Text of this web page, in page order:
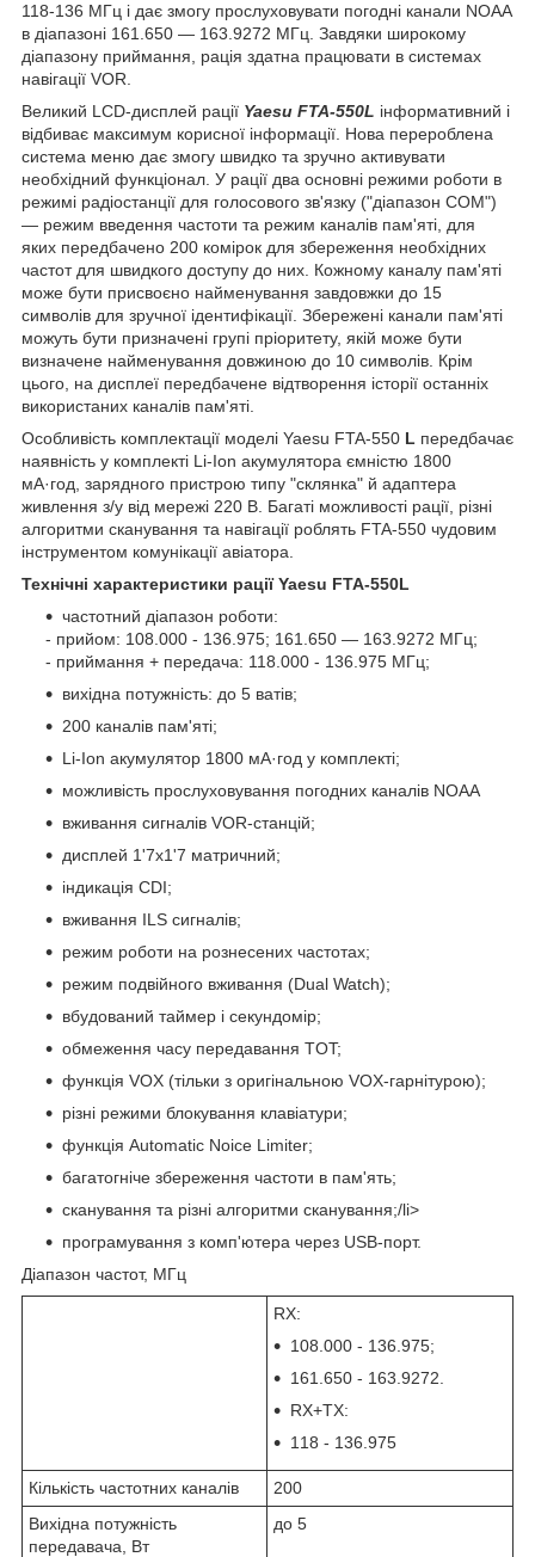
118-136 МГц і дає змогу прослуховувати погодні канали NOAA
в діапазоні 161.650 — 163.9272 МГц. Завдяки широкому
діапазону приймання, рація здатна працювати в системах
навігації VOR.
Великий LCD-дисплей рації Yaesu FTA-550L інформативний і
відбиває максимум корисної інформації. Нова перероблена
система меню дає змогу швидко та зручно активувати
необхідний функціонал. У рації два основні режими роботи в
режимі радіостанції для голосового зв'язку ("діапазон COM")
— режим введення частоти та режим каналів пам'яті, для
яких передбачено 200 комірок для збереження необхідних
частот для швидкого доступу до них. Кожному каналу пам'яті
може бути присвоєно найменування завдовжки до 15
символів для зручної ідентифікації. Збережені канали пам'яті
можуть бути призначені групі пріоритету, якій може бути
визначене найменування довжиною до 10 символів. Крім
цього, на дисплеї передбачене відтворення історії останніх
використаних каналів пам'яті.
Особливість комплектації моделі Yaesu FTA-550 L передбачає
наявність у комплекті Li-Ion акумулятора ємністю 1800
мА·год, зарядного пристрою типу "склянка" й адаптера
живлення з/у від мережі 220 В. Багаті можливості рації, різні
алгоритми сканування та навігації роблять FTA-550 чудовим
інструментом комунікації авіатора.
Технічні характеристики рації Yaesu FTA-550L
частотний діапазон роботи:
- прийом: 108.000 - 136.975; 161.650 — 163.9272 МГц;
- приймання + передача: 118.000 - 136.975 МГц;
вихідна потужність: до 5 ватів;
200 каналів пам'яті;
Li-Ion акумулятор 1800 мА·год у комплекті;
можливість прослуховування погодних каналів NOAA
вживання сигналів VOR-станцій;
дисплей 1'7x1'7 матричний;
індикація CDI;
вживання ILS сигналів;
режим роботи на рознесених частотах;
режим подвійного вживання (Dual Watch);
вбудований таймер і секундомір;
обмеження часу передавання TOT;
функція VOX (тільки з оригінальною VOX-гарнітурою);
різні режими блокування клавіатури;
функція Automatic Noice Limiter;
багатогніче збереження частоти в пам'ять;
сканування та різні алгоритми сканування;/li>
програмування з комп'ютера через USB-порт.
Діапазон частот, МГц
RX:
108.000 - 136.975;
161.650 - 163.9272.
RX+TX:
118 - 136.975
Кількість частотних каналів
200
Вихідна потужність
передавача, Вт
до 5